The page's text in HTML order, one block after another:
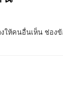
ให้คนอื่นเห็น ช่อง